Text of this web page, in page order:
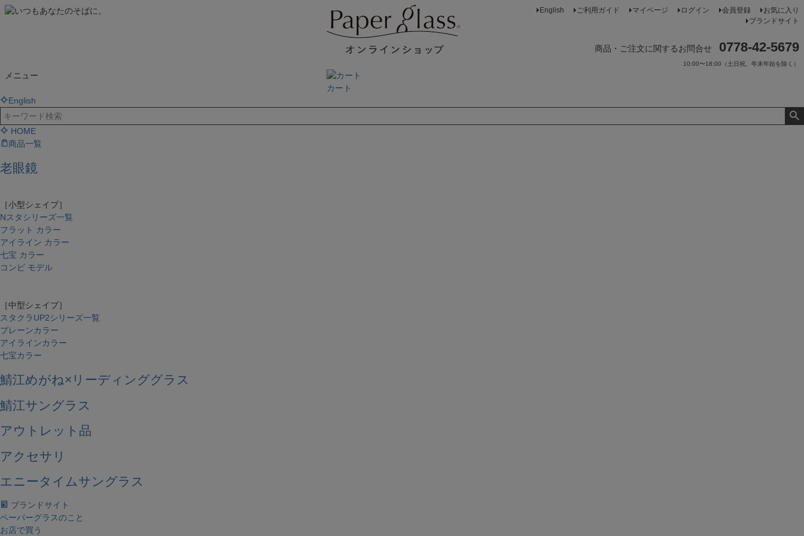
English ご利用ガイド マイページ ログイン 会員登録
お気に入り
ブランドサイト
商品・ご注文に関するお問合せ 0778-42-5679
10:00〜18:00（土日祝、年末年始を除く）
メニュー
カート
English
HOME
商品一覧
老眼鏡
［小型シェイプ］
Nスタシリーズ一覧
フラット カラー
アイライン カラー
七宝 カラー
コンビ モデル
［中型シェイプ］
スタクラUP2シリーズ一覧
プレーンカラー
アイラインカラー
七宝カラー
鯖江めがね×リーディンググラス
鯖江サングラス
アウトレット品
アクセサリ
エニータイムサングラス
ブランドサイト
ペーパーグラスのこと
お店で買う